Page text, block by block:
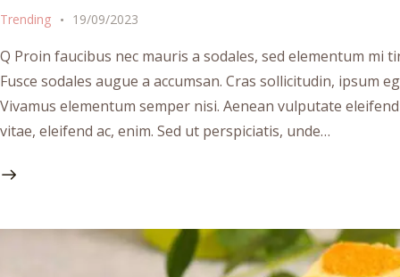
Trending 19/09/2023
Q Proin faucibus nec mauris a sodales, sed elementum mi
Fusce sodales augue a accumsan. Cras sollicitudin, ipsum
Vivamus elementum semper nisi. Aenean vulputate
vitae, eleifend ac, enim. Sed ut perspiciatis, unde…